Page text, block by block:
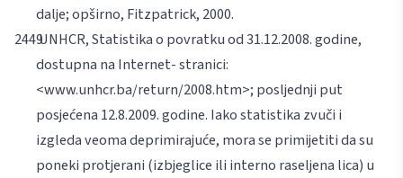
dalje; opširno, Fitzpatrick, 2000.
UNHCR, Statistika o povratku od 31.12.2008. godine,
dostupna na Internet- stranici:
<www.unhcr.ba/return/2008.htm>; posljednji put
posjećena 12.8.2009. godine. Iako statistika zvuči i
izgleda veoma deprimirajuće, mora se primijetiti da su
poneki protjerani (izbjeglice ili interno raseljena lica) u